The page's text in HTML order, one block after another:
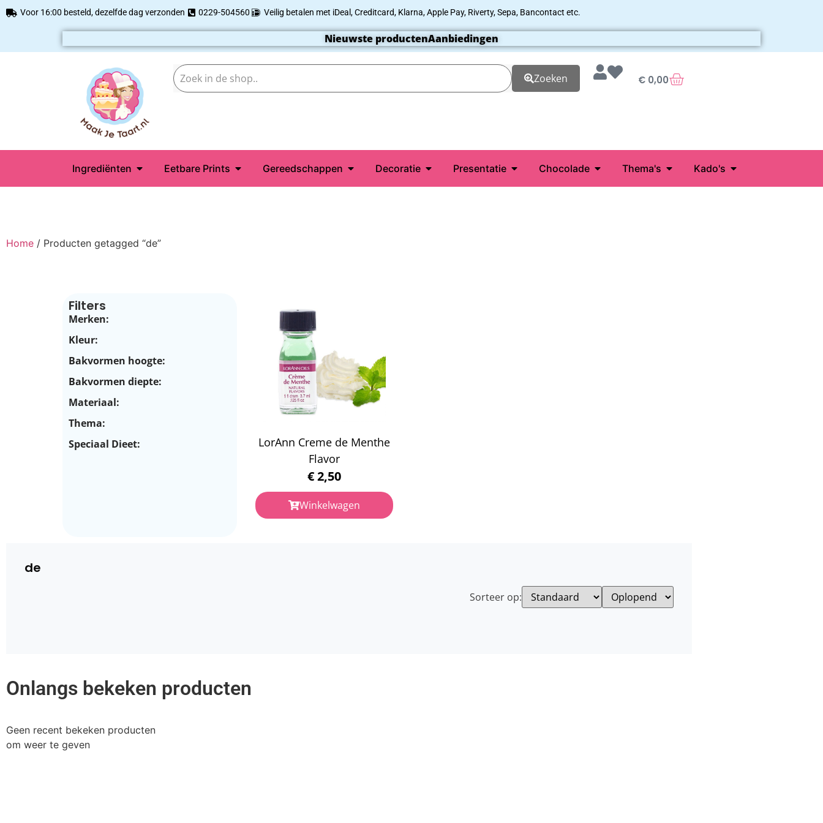
Voor 16:00 besteld, dezelfde dag verzonden 0229-504560 Veilig betalen met iDeal, Creditcard, Klarna, Apple Pay, Riverty, Sepa, Bancontact etc.
Nieuwste productenAanbiedingen
Zoeken € 0,00
Ingrediënten Eetbare Prints Gereedschappen Decoratie Presentatie Chocolade Thema's Kado's
Home / Producten getagged “de”
Filters
Merken:
Kleur:
Bakvormen hoogte:
Bakvormen diepte:
Materiaal:
Thema:
Speciaal Dieet:
LorAnn Creme de Menthe
Flavor
€2,50
Winkelwagen
de
Sorteer op:
Onlangs bekeken producten
Geen recent bekeken producten
om weer te geven